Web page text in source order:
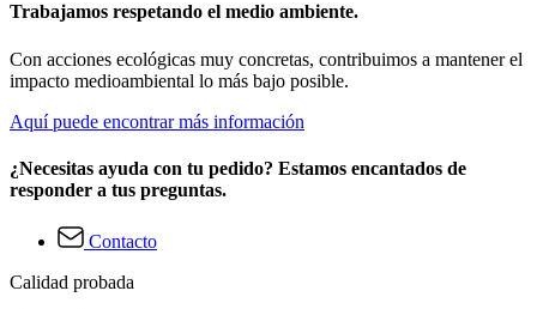
Trabajamos respetando el medio ambiente.
Con acciones ecológicas muy concretas, contribuimos a mantener el
impacto medioambiental lo más bajo posible.
Aquí puede encontrar más información
¿Necesitas ayuda con tu pedido? Estamos encantados de
responder a tus preguntas.
Contacto
Calidad probada